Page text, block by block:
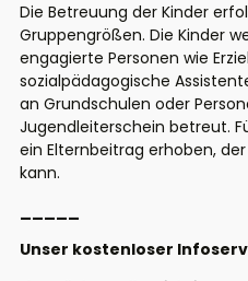
Die Betreuung der Kinder
Gruppengrößen. Die Kinder
engagierte Personen wie
sozialpädagogische
an Grundschulen oder
Jugendleiterschein betreut.
ein Elternbeitrag erhoben,
kann.
Unser kostenloser